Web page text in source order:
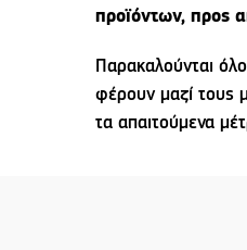
προϊόντων, προς
Παρακαλούνται
φέρουν μαζί τους
τα απαιτούμενα